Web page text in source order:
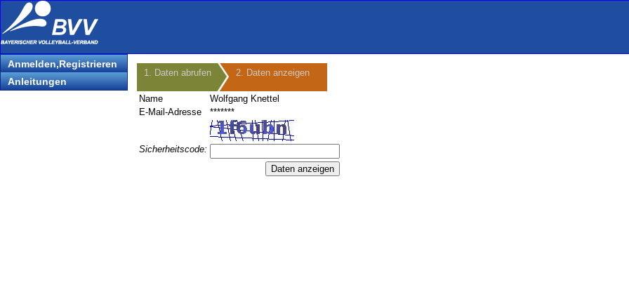
1. Daten abrufen 2. Daten anzeigen
Name
Wolfgang Knettel
E-Mail-Adresse
*******
Sicherheitscode:
Anmelden,Registrieren
Anleitungen